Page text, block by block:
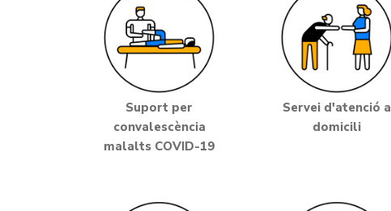
Suport per
convalescència
malalts COVID-19
Servei d'atenció a
domicili